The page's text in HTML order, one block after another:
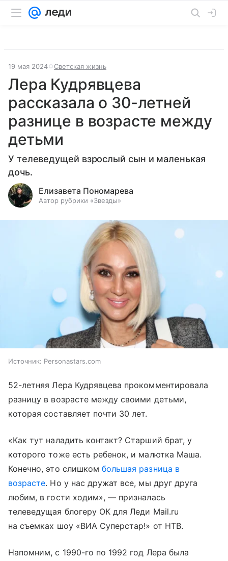
19 мая 2024 Светская жизнь
Лера Кудрявцева
рассказала о 30-летней
разнице в возрасте между
детьми
У телеведущей взрослый сын и маленькая
дочь.
Елизавета Пономарева
Автор рубрики «Звезды»
Источник: Personastars.com
52-летняя Лера Кудрявцева прокомментировала
разницу в возрасте между своими детьми,
которая составляет почти 30 лет.
«Как тут наладить контакт? Старший брат, у
которого тоже есть ребенок, и малютка Маша.
Конечно, это слишкомбольшая разница в
возрасте. Но у нас дружат все, мы друг друга
любим, в гости ходим», — призналась
телеведущая блогеру ОК для Леди Mail.ru
на съемках шоу «ВИА Суперстар!» от НТВ.
Напомним, с 1990-го по 1992 год Лера была